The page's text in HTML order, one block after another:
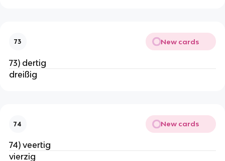
73 New cards
73) dertig
dreißig
74 New cards
74) veertig
vierzig